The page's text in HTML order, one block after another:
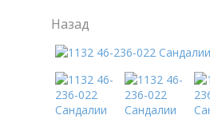
Назад